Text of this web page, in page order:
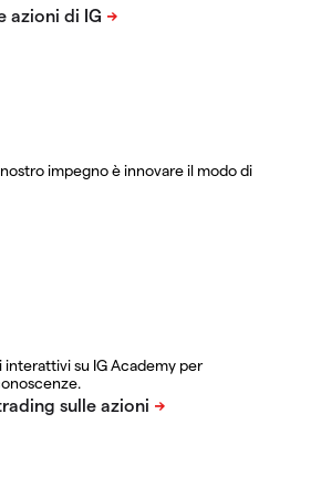
impegno è innovare il modo di
interattivi su IG Academy per